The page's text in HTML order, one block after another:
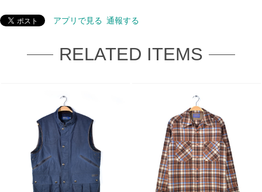
アプリで見る 通報する
RELATED ITEMS